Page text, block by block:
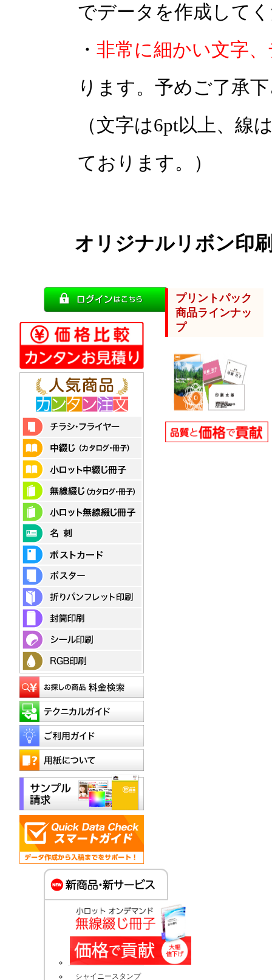
でデータを作成して
・ 非常に細かい文字
ります。予めご了承
（文字は6pt以上、線
ております。）
オリジナルリボン印
シャイニースタンプ
プリントパック
商品ラインナッ
プ